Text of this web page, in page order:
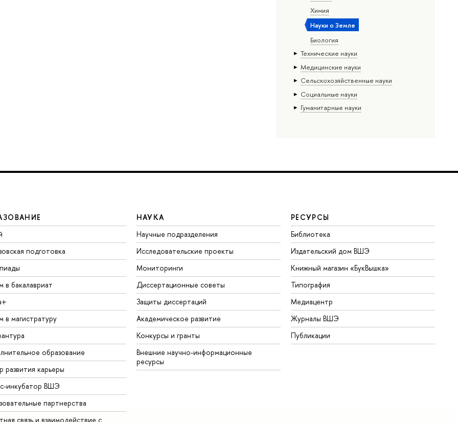
Химия
Науки о Земле
Биология
Тех­ничес­кие науки
Медицинские науки
Сельскохозяйственные науки
Социальные науки
Гуманитарные науки
подготовка
в бакалавриат
в магистратуру
образование
развития карьеры
инкубатор ВШЭ
партнерства
связь и взаимодействие с
НАУКА
Научные подразделения
Исследовательские проекты
Мониторинги
Диссертационные советы
Защиты диссертаций
Академическое развитие
Конкурсы и гранты
Внешние научно-информационные
ресурсы
РЕСУРСЫ
Библиотека
Издательский дом ВШЭ
Книжный магазин «БукВышка»
Типография
Медиацентр
Журналы ВШЭ
Публикации